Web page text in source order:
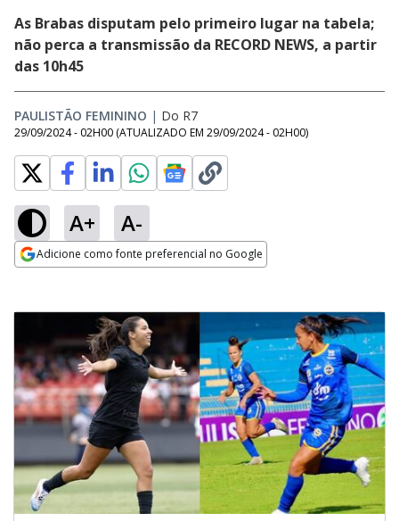
As Brabas disputam pelo primeiro lugar na tabela;
não perca a transmissão da RECORD NEWS, a partir
das 10h45
PAULISTÃO FEMININO | Do R7
29/09/2024 - 02H00 (ATUALIZADO EM 29/09/2024 - 02H00)
A+ A-
Adicione como fonte preferencial no Google